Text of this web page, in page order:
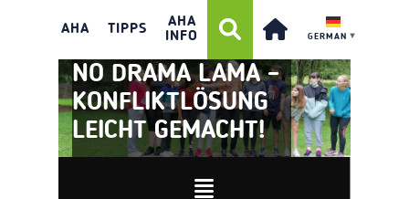
AHA TIPPS
AHA
INFO
GERMAN ▼
NO DRAMA LAMA –
KONFLIKTLÖSUNG
LEICHT GEMACHT!